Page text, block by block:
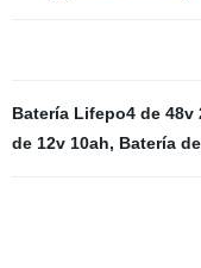
Batería Lifepo4 de 48v
de 12v 10ah, Batería